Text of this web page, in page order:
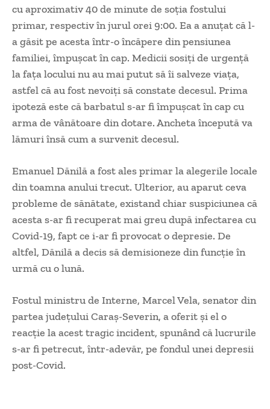
cu aproximativ 40 de minute de soția fostului
primar, respectiv în jurul orei 9:00. Ea a anuțat că l-
a găsit pe acesta într-o încăpere din pensiunea
familiei, împușcat în cap. Medicii sosiți de urgență
la fața locului nu au mai putut să îi salveze viața,
astfel că au fost nevoiți să constate decesul. Prima
ipoteză este că barbatul s-ar fi împușcat în cap cu
arma de vânătoare din dotare. Ancheta începută va
lămuri însă cum a survenit decesul.
Emanuel Dănilă a fost ales primar la alegerile locale
din toamna anului trecut. Ulterior, au aparut ceva
probleme de sănătate, existand chiar suspiciunea că
acesta s-ar fi recuperat mai greu după infectarea cu
Covid-19, fapt ce i-ar fi provocat o depresie. De
altfel, Dănilă a decis să demisioneze din funcție în
urmă cu o lună.
Fostul ministru de Interne, Marcel Vela, senator din
partea județului Caraș-Severin, a oferit și el o
reacție la acest tragic incident, spunând că lucrurile
s-ar fi petrecut, într-adevăr, pe fondul unei depresii
post-Covid.